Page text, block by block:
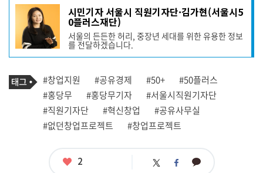
기
작
성
자
프
필
시민기자 서울시 직원기자단·김가현(서울시5
0플러스재단)
서울의 든든한 허리, 중장년 세대를 위한 유용한 정보
를 전달하겠습니다.
기
사
관
련
태
그
태
그
#창업지원 #공유경제 #50+
#50플러스
#홍당무
#홍당무기자
#서울시직원기자단
#직원기자단
#혁신창업
#공유사무실
#없던창업프로젝트
#창업프로젝트
좋
2 트 페 카